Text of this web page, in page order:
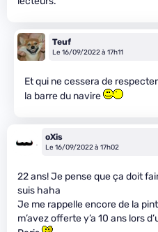
Teuf
Le 16/09/2022 à 17h11
Et qui ne cessera de
la barre du navire
oXis
Le 16/09/2022 à 17h02
22 ans! Je pense que ça doit
suis haha
Je me rappelle encore de la
m’avez offerte y’a 10 ans lors